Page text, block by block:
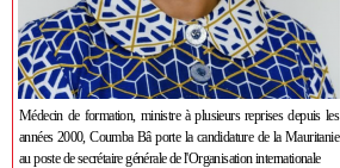
Médecin de formation, ministre à plusieurs reprises depuis les
années 2000, Coumba Bâ porte la candidature de la Mauritanie
au poste de secrétaire générale de l'Organisation internationale